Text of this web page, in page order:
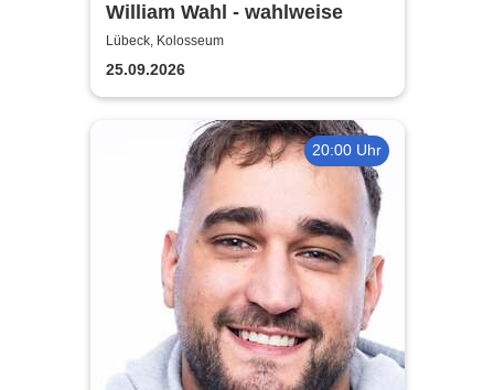
William Wahl - wahlweise
Lübeck, Kolosseum
25.09.2026
20:00 Uhr